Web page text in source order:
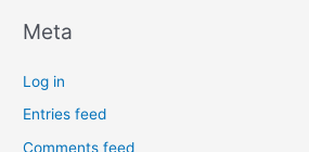
Meta
Log in
Entries feed
Comments feed